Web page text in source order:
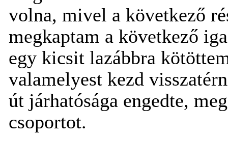
volna, mivel a következő
megkaptam a következő
egy kicsit lazábbra
valamelyest kezd
út járhatósága engedte,
csoportot.